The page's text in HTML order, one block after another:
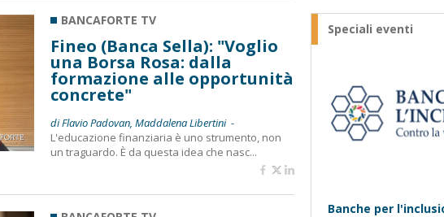
BANCAFORTE TV
Fineo (Banca Sella): "Voglio
una Borsa Rosa: dalla
formazione alle opportunità
concrete"
di Flavio Padovan, Maddalena Libertini -
L'educazione finanziaria è uno strumento, non
un traguardo. È da questa idea che nasc...
Speciali eventi
Banche per